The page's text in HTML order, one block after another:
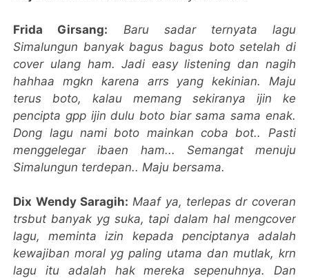
Frida Girsang: Baru sadar ternyata lagu
Simalungun banyak bagus bagus boto setelah di
cover ulang ham. Jadi easy listening dan nagih
hahhaa mgkn karena arrs yang kekinian. Maju
terus boto, kalau memang sekiranya ijin ke
pencipta gpp ijin dulu boto biar sama sama enak.
Dong lagu nami boto mainkan coba bot.. Pasti
menggelegar ibaen ham... Semangat menuju
Simalungun terdepan.. Maju bersama.
Dix Wendy Saragih: Maaf ya, terlepas dr coveran
trsbut banyak yg suka, tapi dalam hal mengcover
lagu, meminta izin kepada penciptanya adalah
kewajiban moral yg paling utama dan mutlak, krn
lagu itu adalah hak mereka sepenuhnya. Dan